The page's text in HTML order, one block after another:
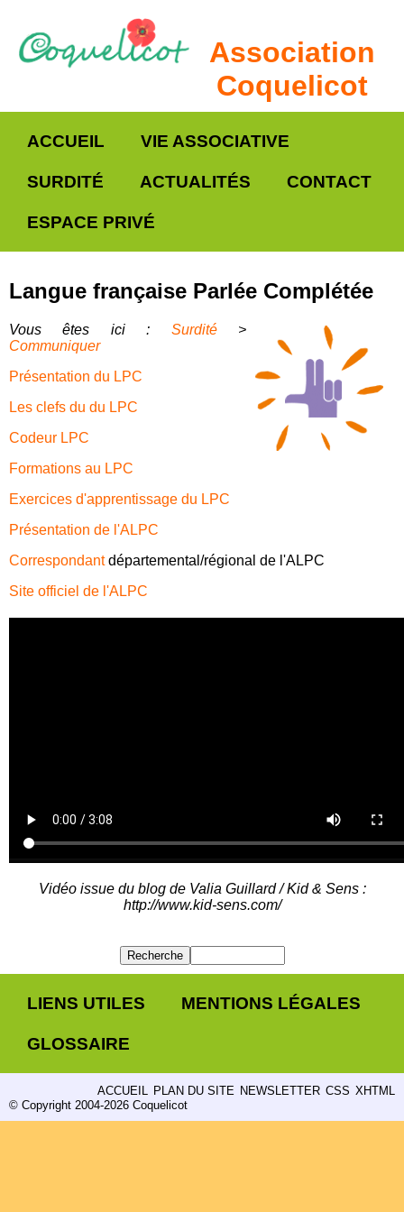
Association
Coquelicot
ACCUEIL VIE ASSOCIATIVE
SURDITÉ ACTUALITÉS CONTACT
ESPACE PRIVÉ
Langue française Parlée Complétée
Vous êtes ici : Surdité>
Communiquer
Présentation du LPC
Les clefs du du LPC
Codeur LPC
Formations au LPC
Exercices d'apprentissage du LPC
Présentation de l'ALPC
Correspondantdépartemental/régional de l'ALPC
Site officiel de l'ALPC
Vidéo issue du blog de Valia Guillard / Kid & Sens :
http://www.kid-sens.com/
LIENS UTILES MENTIONS LÉGALES
GLOSSAIRE
ACCUEIL PLAN DU SITE NEWSLETTER CSS XHTML
© Copyright 2004-2026 Coquelicot